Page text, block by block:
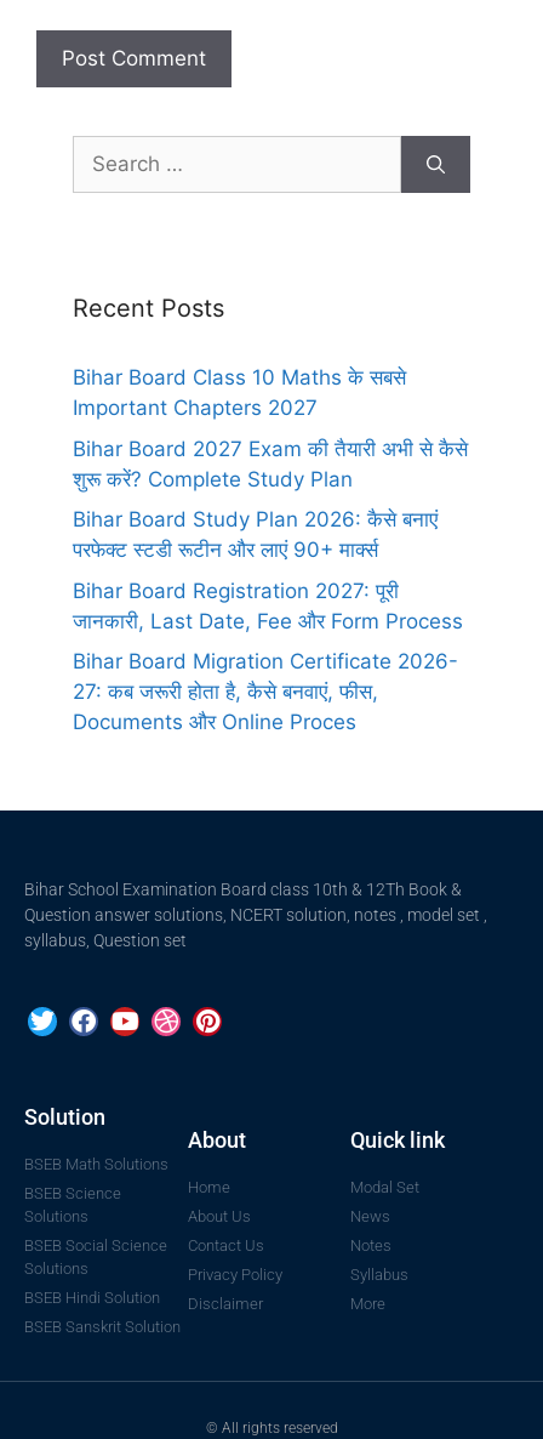
Recent Posts
Bihar Board Class 10 Maths के सबसे
Important Chapters 2027
Bihar Board 2027 Exam की तैयारी अभी से कैसे
शुरू करें? Complete Study Plan
Bihar Board Study Plan 2026: कैसे बनाएं
परफेक्ट स्टडी रूटीन और लाएं 90+ मार्क्स
Bihar Board Registration 2027: पूरी
जानकारी, Last Date, Fee और Form Process
Bihar Board Migration Certificate 2026-
27: कब जरूरी होता है, कैसे बनवाएं, फीस,
Documents और Online Proces
Bihar School Examination Board class 10th & 12Th Book &
Question answer solutions, NCERT solution, notes , model set ,
syllabus, Question set
Solution
BSEB Math Solutions
BSEB Science
Solutions
BSEB Social Science
Solutions
BSEB Hindi Solution
BSEB Sanskrit Solution
About
Home
About Us
Contact Us
Privacy Policy
Disclaimer
Quick link
Modal Set
News
Notes
Syllabus
More
© All rights reserved